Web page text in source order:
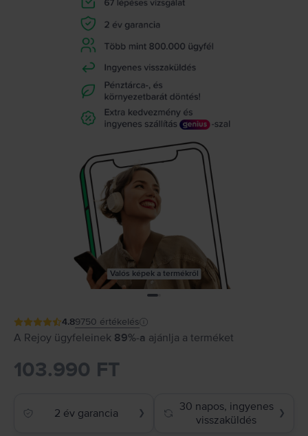
Valós képek a termékről
4.89750 értékelés
A Rejoy ügyfeleinek 89%-a ajánlja a terméket
103.990 FT
2 év garancia ❯
30 napos, ingyenes
visszaküldés
❯